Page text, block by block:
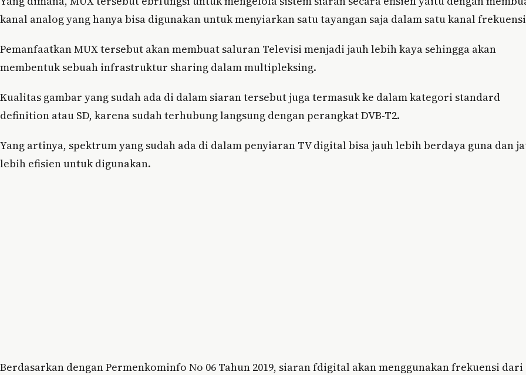
kanal analog yang hanya bisa digunakan untuk menyiarkan satu tayangan saja dalam satu kanal
Pemanfaatkan MUX tersebut akan membuat saluran Televisi menjadi jauh lebih kaya sehingga akan
membentuk sebuah infrastruktur sharing dalam multipleksing.
Kualitas gambar yang sudah ada di dalam siaran tersebut juga termasuk ke dalam kategori standard
definition atau SD, karena sudah terhubung langsung dengan perangkat DVB-T2.
Yang artinya, spektrum yang sudah ada di dalam penyiaran TV digital bisa jauh lebih berdaya guna dan
lebih efisien untuk digunakan.
Berdasarkan dengan Permenkominfo No 06 Tahun 2019, siaran fdigital akan menggunakan frekuensi dari